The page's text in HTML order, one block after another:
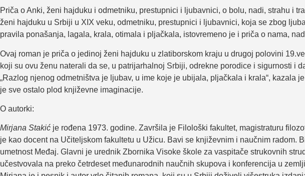
Priča o Anki, ženi hajduku i odmetniku, prestupnici i ljubavnici, o bolu, nadi, strahu i
ženi hajduku u Srbiji u XIX veku, odmetniku, prestupnici i ljubavnici, koja se zbog
pravila ponašanja, lagala, krala, otimala i pljačkala, istovremeno je i priča o nama,
Ovaj roman je priča o jedinoj ženi hajduku u zlatiborskom kraju u drugoj polovini
koji su ovu ženu naterali da se, u patrijarhalnoj Srbiji, odrekne porodice i sigurnosti i
„Razlog njenog odmetništva je ljubav, u ime koje je ubijala, pljačkala i krala“, kazala
je sve ostalo plod književne imaginacije.
O autorki:
Mirjana Stakić je rođena 1973. godine. Završila je Filološki fakultet, magistraturu
je kao docent na Učiteljskom fakultetu u Užicu. Bavi se književnim i naučnim
umetnost Međaj. Glavni je urednik Zbornika Visoke škole za vaspitače strukovnih
učestvovala na preko četrdeset međunarodnih naučnih skupova i konferencija u